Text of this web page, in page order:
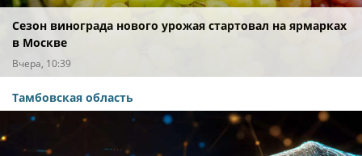
Сезон винограда нового урожая стартовал на ярмарках
в Москве
Вчера, 10:39
Тамбовская область